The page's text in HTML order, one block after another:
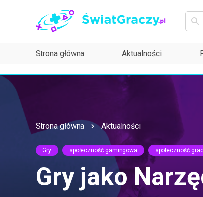
Strona główna Aktualności
Strona główna Aktualności
Gry społeczność gamingowa społeczność
Gry jako